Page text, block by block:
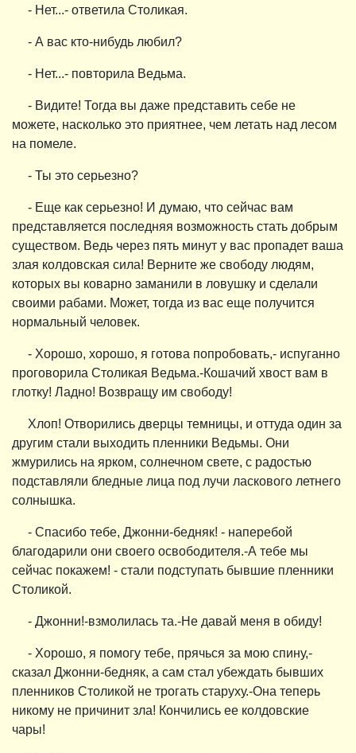
- Нет...- ответила Столикая.
- А вас кто-нибудь любил?
- Нет...- повторила Ведьма.
- Видите! Тогда вы даже представить себе не
можете, насколько это приятнее, чем летать над лесом
на помеле.
- Ты это серьезно?
- Еще как серьезно! И думаю, что сейчас вам
представляется последняя возможность стать добрым
существом. Ведь через пять минут у вас пропадет ваша
злая колдовская сила! Верните же свободу людям,
которых вы коварно заманили в ловушку и сделали
своими рабами. Может, тогда из вас еще получится
нормальный человек.
- Хорошо, хорошо, я готова попробовать,- испуганно
проговорила Столикая Ведьма.-Кошачий хвост вам в
глотку! Ладно! Возвращу им свободу!
Хлоп! Отворились дверцы темницы, и оттуда один за
другим стали выходить пленники Ведьмы. Они
жмурились на ярком, солнечном свете, с радостью
подставляли бледные лица под лучи ласкового летнего
солнышка.
- Спасибо тебе, Джонни-бедняк! - наперебой
благодарили они своего освободителя.-А тебе мы
сейчас покажем! - стали подступать бывшие пленники
Столикой.
- Джонни!-взмолилась та.-Не давай меня в обиду!
- Хорошо, я помогу тебе, прячься за мою спину,-
сказал Джонни-бедняк, а сам стал убеждать бывших
пленников Столикой не трогать старуху.-Она теперь
никому не причинит зла! Кончились ее колдовские
чары!